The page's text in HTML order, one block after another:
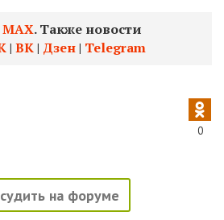
МАХ. Также новости
| ВК| Дзен| Telegram
0
на форуме